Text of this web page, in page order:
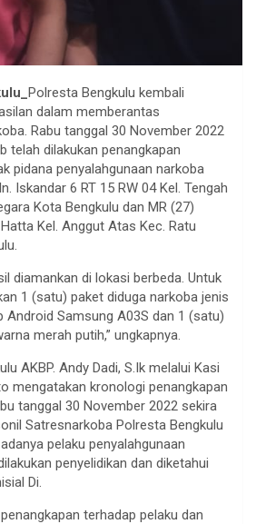
Polresta Bengkulu kembali
dalam memberantas
Rabu tanggal 30 November 2022
telah dilakukan penangkapan
pidana penyalahgunaan narkoba
Iskandar 6 RT 15 RW 04 Kel. Tengah
Kota Bengkulu dan MR (27)
Kel. Anggut Atas Kec. Ratu
diamankan di lokasi berbeda. Untuk
1 (satu) paket diduga narkoba jenis
Android Samsung A03S dan 1 (satu)
merah putih,” ungkapnya.
AKBP. Andy Dadi, S.Ik melalui Kasi
mengatakan kronologi penangkapan
tanggal 30 November 2022 sekira
Satresnarkoba Polresta Bengkulu
pelaku penyalahgunaan
penyelidikan dan diketahui
Di.
terhadap pelaku dan